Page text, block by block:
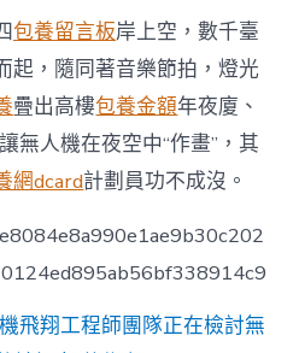
包養留言板岸上空，數千臺
起，隨同著音樂節拍，燈光
疊出高樓包養金額年夜廈、
無人機在夜空中“作畫”，其
網dcard計劃員功不成沒。
飛翔工程師團隊正在檢討無